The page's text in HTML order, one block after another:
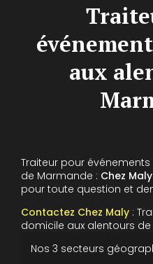
aux
Traiteur pour
de Marmande : Chez Maly
pour toute question et
Contactez Chez Maly :
domicile aux alentours
Nos 3 secteurs